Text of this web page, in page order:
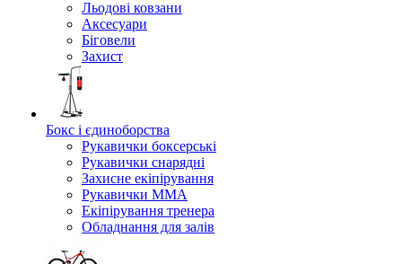
Льодові ковзани
Аксесуари
Біговели
Захист
Бокс і єдиноборства
Рукавички боксерські
Рукавички снарядні
Захисне екіпірування
Рукавички ММА
Екіпірування тренера
Обладнання для залів